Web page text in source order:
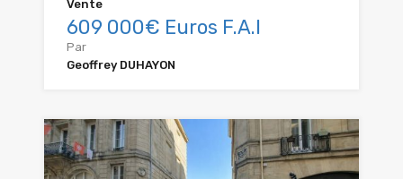
Vente
609 000€ Euros F.A.I
Par
Geoffrey DUHAYON